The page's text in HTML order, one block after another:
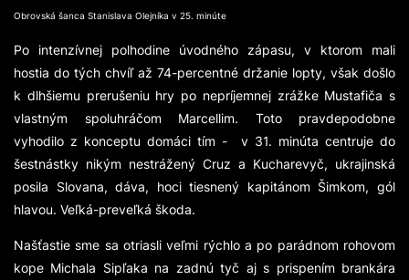
Obrovská šanca Stanislava Olejníka v 25. minúte
Po intenzívnej polhodine úvodného zápasu, v ktorom mali
hostia do tých chvíľ až 74-percentné držanie lopty, však došlo
k dlhšiemu prerušeniu hry po nepríjemnej zrážke Mustafiča s
vlastným spoluhráčom Marcellim. Toto pravdepodobne
vyhodilo z konceptu domáci tím - v 31. minúta centruje do
šestnástky nikým nestrážený Cruz a Kucharevyč, ukrajinská
posila Slovana, dáva, hoci tiesnený kapitánom Šimkom, gól
hlavou. Veľká-preveľká škoda.
Našťastie sme sa otriasli veľmi rýchlo a po parádnom rohovom
kope Michala Sipľaka na zadnú tyč aj s prispením brankára